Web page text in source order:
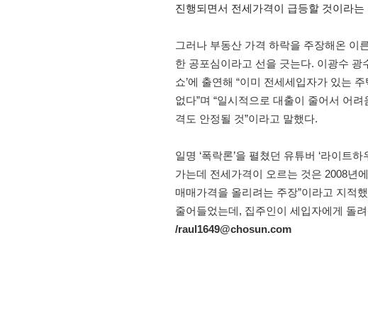
진행되면서 전세가격이 급등할 것이라는
그러나 부동산 가격 하락을 주장해온 이
한 공포심이라고 선을 긋는다. 이광수 광
쇼’에 출연해 “이미 전세세입자가 있는
없다”며 “일시적으로 대출이 줄어서 어
격도 안정될 것”이라고 말했다.
일명 ‘폭락론’을 펼쳤던 유튜버 ‘라이트
가는데 전세가격이 오르는 것은 2008년
매매가격을 올리려는 주장”이라고 지적
줄어들었는데, 집주인이 세입자에게 돌
/raul1649@chosun.com